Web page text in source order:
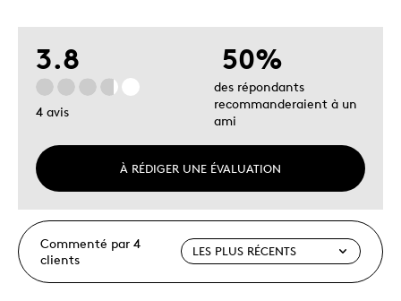
3.8
4 avis
À RÉDIGER UNE ÉVALUATION
50%
des répondants
recommanderaient à un
ami
Commenté par 4
clients